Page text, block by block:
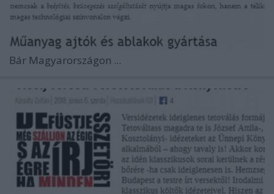
Bár Magyarországon ...